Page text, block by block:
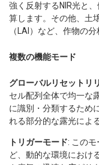
強く反射するNIR光と
算します。その他、土
（LAI）など、作物の
複数の機能モード
グローバルリセットリ
セル配列全体で均一な
に識別・分類するため
れる部分的な露光によ
トリガーモード: この
ど、動的な環境におけ